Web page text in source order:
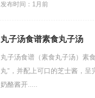
发布时间：1月前
丸子汤食谱素食丸子汤
丸子汤食谱（素食丸子汤）素
丸”，并配上可口的芝士酱，
奶酪酱开.....